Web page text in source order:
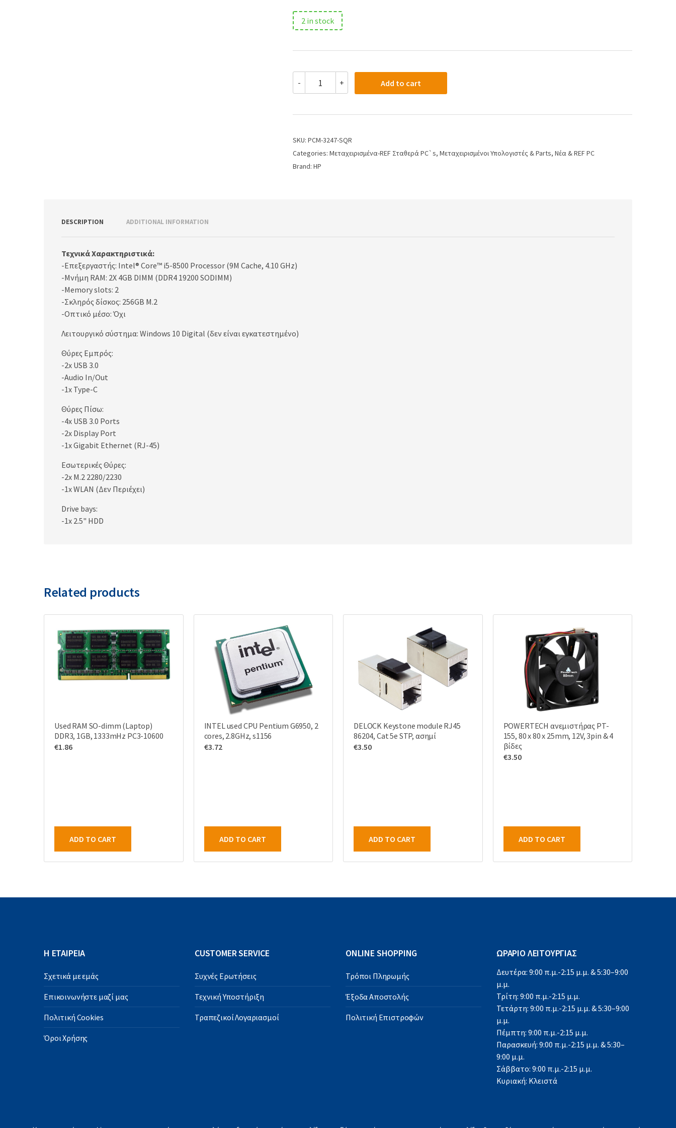
2 in stock
- + Add to cart
SKU: PCM-3247-SQR
Categories: Μεταχειρισμένα-REF Σταθερά PC`s, Μεταχειρισμένοι Υπολογιστές & Parts, Νέα & REF PC
Brand: HP
DESCRIPTION ADDITIONAL INFORMATION
Τεχνικά Χαρακτηριστικά:
-Επεξεργαστής: Intel® Core™ i5-8500 Processor (9M Cache, 4.10 GHz)
-Μνήμη RAM: 2X 4GB DIMM (DDR4 19200 SODIMM)
-Memory slots: 2
-Σκληρός δίσκος: 256GB M.2
-Οπτικό μέσο: Όχι
Λειτουργικό σύστημα: Windows 10 Digital (δεν είναι εγκατεστημένο)
Θύρες Εμπρός:
-2x USB 3.0
-Audio In/Out
-1x Type-C
Θύρες Πίσω:
-4x USB 3.0 Ports
-2x Display Port
-1x Gigabit Ethernet (RJ-45)
Εσωτερικές Θύρες:
-2x M.2 2280/2230
-1x WLAN (Δεν Περιέχει)
Drive bays:
-1x 2.5" HDD
Related products
Used RAM SO-dimm (Laptop)
DDR3, 1GB, 1333mHz PC3-10600
€1.86
ADD TO CART
INTEL used CPU Pentium G6950, 2
cores, 2.8GHz, s1156
€3.72
ADD TO CART
DELOCK Keystone module RJ45
86204, Cat 5e STP, ασημί
€3.50
ADD TO CART
POWERTECH ανεμιστήρας PT-
155, 80 x 80 x 25mm, 12V, 3pin & 4
βίδες
€3.50
ADD TO CART
Η ΕΤΑΙΡΕΙΑ
Σχετικά με εμάς
Επικοινωνήστε μαζί μας
Πολιτική Cookies
Όροι Χρήσης
CUSTOMER SERVICE
Συχνές Ερωτήσεις
Τεχνική Υποστήριξη
Τραπεζικοί Λογαριασμοί
ONLINE SHOPPING
Τρόποι Πληρωμής
Έξοδα Αποστολής
Πολιτική Επιστροφών
ΩΡΑΡΙΟ ΛΕΙΤΟΥΡΓΙΑΣ
Δευτέρα: 9:00 π.μ.-2:15 μ.μ. & 5:30–9:00
μ.μ.
Τρίτη: 9:00 π.μ.-2:15 μ.μ.
Τετάρτη: 9:00 π.μ.-2:15 μ.μ. & 5:30–9:00
μ.μ.
Πέμπτη: 9:00 π.μ.-2:15 μ.μ.
Παρασκευή: 9:00 π.μ.-2:15 μ.μ. & 5:30–
9:00 μ.μ.
Σάββατο: 9:00 π.μ.-2:15 μ.μ.
Κυριακή: Κλειστά